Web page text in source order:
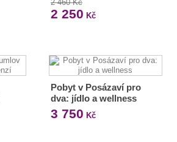
2 460 Kč
2 250 Kč
Pobyt v Posázaví pro
dva: jídlo a wellness
3 750 Kč